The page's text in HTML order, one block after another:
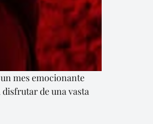
mes emocionante
disfrutar de una vasta